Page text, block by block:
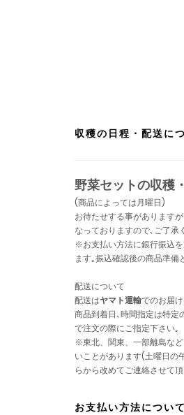
収穫の日程・配送に
野菜セットの収穫
(商品によっては月曜日)
お待たせする事がありますが
なっておりますので､ご了承
※お支払い方法に銀行振込
ます｡振込確認後の商品準備
配送について
配送はヤマト運輸でのお届
商品到着日､時間指定は特
で注文の際にご指定下さい｡
※東北、関東、一部離島な
いことがあります(土曜日の
らから改めてご連絡させて
お支払い方法について